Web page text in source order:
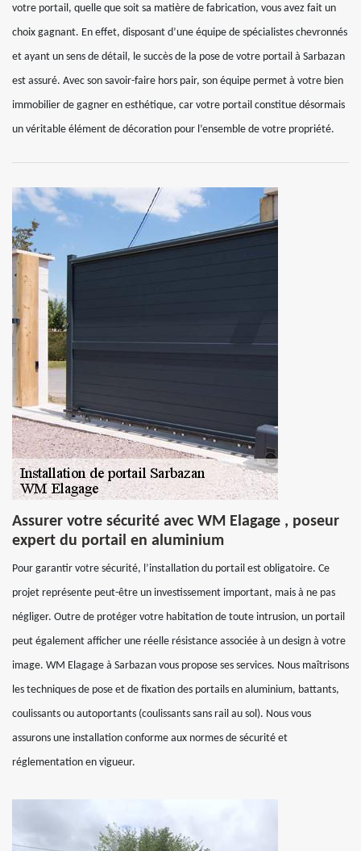
votre portail, quelle que soit sa matière de fabrication, vous avez fait un
choix gagnant. En effet, disposant d’une équipe de spécialistes chevronnés
et ayant un sens de détail, le succès de la pose de votre portail à Sarbazan
est assuré. Avec son savoir-faire hors pair, son équipe permet à votre bien
immobilier de gagner en esthétique, car votre portail constitue désormais
un véritable élément de décoration pour l’ensemble de votre propriété.
Assurer votre sécurité avec WM Elagage , poseur
expert du portail en aluminium
Pour garantir votre sécurité, l’installation du portail est obligatoire. Ce
projet représente peut-être un investissement important, mais à ne pas
négliger. Outre de protéger votre habitation de toute intrusion, un portail
peut également afficher une réelle résistance associée à un design à votre
image. WM Elagage à Sarbazan vous propose ses services. Nous maîtrisons
les techniques de pose et de fixation des portails en aluminium, battants,
coulissants ou autoportants (coulissants sans rail au sol). Nous vous
assurons une installation conforme aux normes de sécurité et
réglementation en vigueur.